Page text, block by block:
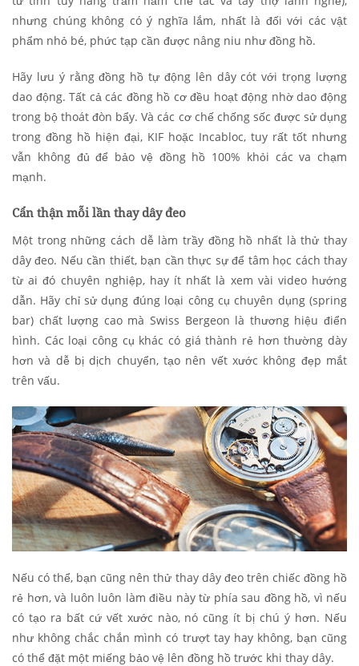
nhưng chúng không có ý nghĩa lắm, nhất là đối với các vật
phẩm nhỏ bé, phức tạp cần được nâng niu như đồng hồ.
Hãy lưu ý rằng đồng hồ tự động lên dây cót với trọng lượng
dao động. Tất cả các đồng hồ cơ đều hoạt động nhờ dao động
trong bộ thoát đòn bẩy. Và các cơ chế chống sốc được sử dụng
trong đồng hồ hiện đại, KIF hoặc Incabloc, tuy rất tốt nhưng
vẫn không đủ để bảo vệ đồng hồ 100% khỏi các va chạm
mạnh.
Cẩn thận mỗi lần thay dây đeo
Một trong những cách dễ làm trầy đồng hồ nhất là thử thay
dây đeo. Nếu cần thiết, bạn cần thực sự để tâm học cách thay
từ ai đó chuyên nghiệp, hay ít nhất là xem vài video hướng
dẫn. Hãy chỉ sử dụng đúng loại công cụ chuyên dụng (spring
bar) chất lượng cao mà Swiss Bergeon là thương hiệu điển
hình. Các loại công cụ khác có giá thành rẻ hơn thường dày
hơn và dễ bị dịch chuyển, tạo nên vết xước không đẹp mắt
trên vấu.
Nếu có thể, bạn cũng nên thử thay dây đeo trên chiếc đồng hồ
rẻ hơn, và luôn luôn làm điều này từ phía sau đồng hồ, vì nếu
có tạo ra bất cứ vết xước nào, nó cũng ít bị chú ý hơn. Nếu
như không chắc chắn mình có trượt tay hay không, bạn cũng
có thể đặt một miếng bảo vệ lên đồng hồ trước khi thay dây.